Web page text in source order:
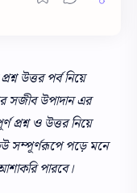
উত্তর পর্ব নিয়ে
সজীব উপাদান এর
প্রশ্ন ও উত্তর নিয়ে
সম্পূর্ণরূপে পড়ে মনে
পারবে।